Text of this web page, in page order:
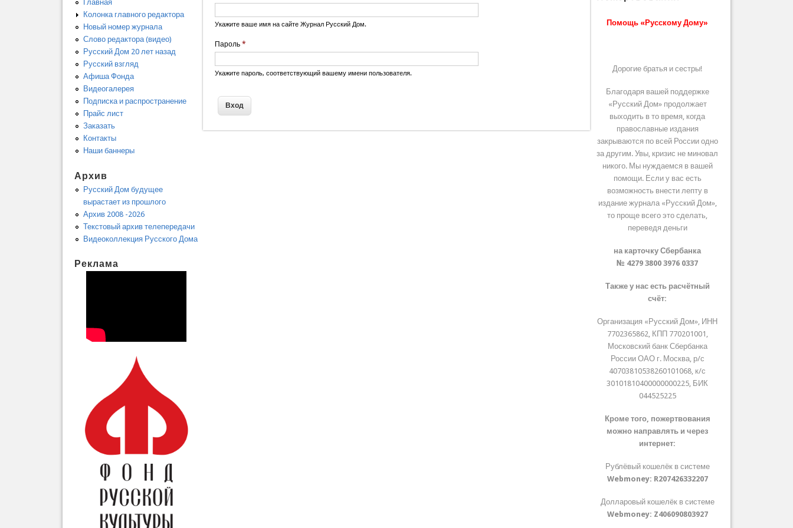
Укажите ваше имя на сайте Журнал Русский Дом.
Пароль*
Укажите пароль, соответствующий вашему имени пользователя.
Главная
Колонка главного редактора
Новый номер журнала
Слово редактора (видео)
Русский Дом 20 лет назад
Русский взгляд
Афиша Фонда
Видеогалерея
Подписка и распространение
Прайс лист
Заказать
Контакты
Наши баннеры
Архив
Русский Дом будущее
вырастает из прошлого
Архив 2008 -2026
Текстовый архив телепередачи
Видеоколлекция Русского Дома
Реклама
Помощь «Русскому Дому»
Дорогие братья и сестры!
Благодаря вашей поддержке
«Русский Дом» продолжает
выходить в то время, когда
православные издания
закрываются по всей России одно
за другим. Увы, кризис не миновал
никого. Мы нуждаемся в вашей
помощи. Если у вас есть
возможность внести лепту в
издание журнала «Русский Дом»,
то проще всего это сделать,
переведя деньги
на карточку Сбербанка
№ 4279 3800 3976 0337
Также у нас есть расчётный
счёт:
Организация «Русский Дом», ИНН
7702365862, КПП 770201001,
Московский банк Сбербанка
России ОАО г. Москва, р/с
40703810538260101068, к/с
30101810400000000225, БИК
044525225
Кроме того, пожертвования
можно направлять и через
интернет:
Рублёвый кошелёк в системе
Webmoney: R207426332207
Долларовый кошелёк в системе
Webmoney: Z406090803927